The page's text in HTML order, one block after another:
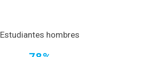
Estudiantes hombres